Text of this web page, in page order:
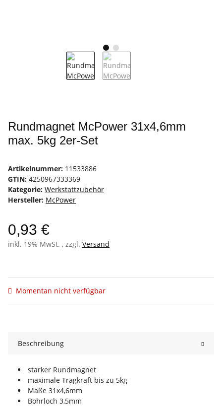
Rundmagnet McPower 31x4,6mm
max. 5kg 2er-Set
Artikelnummer: 11533886
GTIN: 4250967333369
Kategorie: Werkstattzubehör
Hersteller: McPower
0,93 €
inkl. 19% MwSt. , zzgl. Versand
Momentan nicht verfügbar
Beschreibung
starker Rundmagnet
maximale Tragkraft bis zu 5kg
Maße 31x4,6mm
Bohrloch 3,5mm